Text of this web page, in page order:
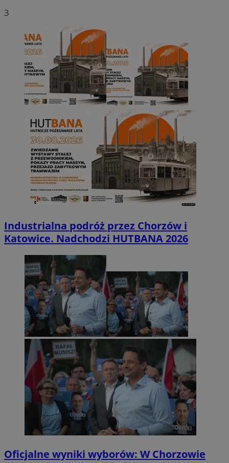
3
Industrialna podróż przez Chorzów i
Katowice. Nadchodzi HUTBANA 2026
Oficjalne wyniki wyborów: W Chorzowie